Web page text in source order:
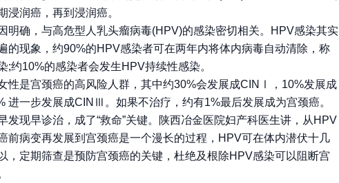
浸润癌，再到浸润癌。
明确，与高危型人乳头瘤病毒(HPV)的感染密切相关。HPV感染其实
的现象，约90%的HPV感染者可在两年内将体内病毒自动清除，称
;约10%的感染者会发生HPV持续性感染。
性是宫颈癌的高风险人群，其中约30%会发展成CINⅠ，10%发展成
进一步发展成CINⅢ。如果不治疗，约有1%最后发展成为宫颈癌。
发现早诊治，成了“救命”关键。陕西冶金医院妇产科医生讲，从HPV
前病变再发展到宫颈癌是一个漫长的过程，HPV可在体内潜伏十几
，定期筛查是预防宫颈癌的关键，杜绝及根除HPV感染可以阻断宫